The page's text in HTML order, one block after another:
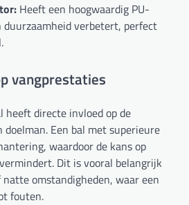
Heeft een hoogwaardig PU-
verbetert, perfect
vangprestaties
heeft directe invloed op de
Een bal met superieure
waardoor de kans op
Dit is vooral belangrijk
omstandigheden, waar een
fouten.